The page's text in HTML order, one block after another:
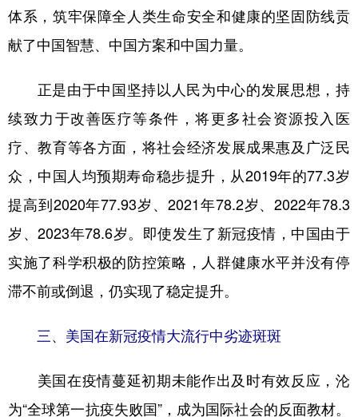
体系，筑牢保障全人类生命安全和健康的坚固防线贡
献了中国智慧、中国方案和中国力量。
正是由于中国坚持以人民为中心的发展思想，持
续致力于改善医疗等条件，将更多社会资源投入医
疗、教育等各方面，将社会经济发展成果惠及广泛民
众，中国人均预期寿命稳步提升，从2019年的77.3岁
提高到2020年77.93岁、2021年78.2岁、2022年78.3
岁、2023年78.6岁。即使发生了新冠疫情，中国由于
实施了科学积极的防控策略，人群健康水平并没有停
滞不前或倒退，仍实现了稳定提升。
三、美国在新冠疫情大流行中劣迹斑斑
美国在疫情蔓延初期未能作出及时有效反应，沦
为“全球第一抗疫失败国”，成为国际社会的反面教材。